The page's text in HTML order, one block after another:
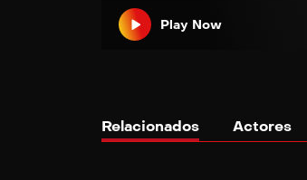
Play Now
Relacionados Actores